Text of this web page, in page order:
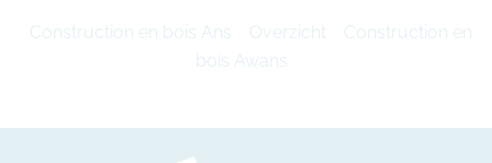
Construction en bois Ans Overzicht
Construction en
bois Awans